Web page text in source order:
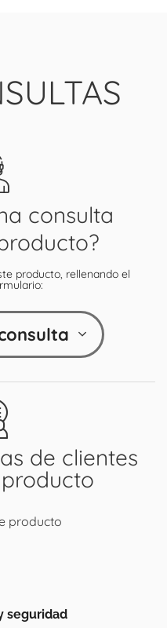
de clientes
producto
consulta
producto, rellenando el
seguridad